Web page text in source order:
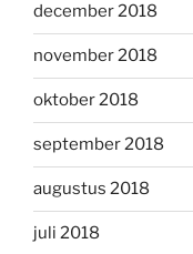
december 2018
november 2018
oktober 2018
september 2018
augustus 2018
juli 2018